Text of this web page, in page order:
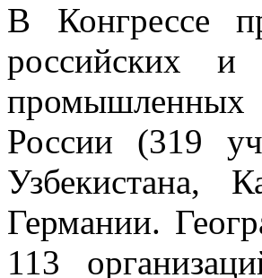
В Конгрессе
российских и
России (319
Узбекистана,
Германии.
113